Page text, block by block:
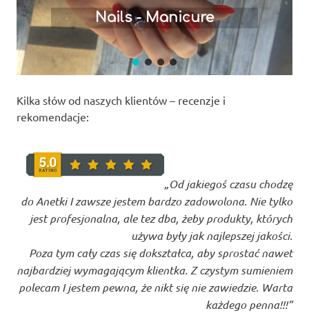
Nails - Manicure
Kilka słów od naszych klientów – recenzje i
rekomendacje:
„Od jakiegoś czasu chodzę
do Anetki I zawsze jestem bardzo zadowolona. Nie tylko
jest profesjonalna, ale tez dba, żeby produkty, których
używa były jak najlepszej jakości.
Poza tym cały czas się dokształca, aby sprostać nawet
najbardziej wymagającym klientka. Z czystym sumieniem
polecam I jestem pewna, że nikt się nie zawiedzie. Warta
każdego penna!!!”